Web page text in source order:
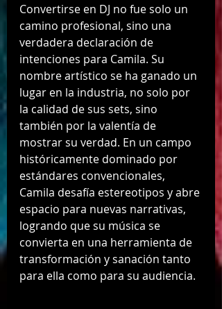
Convertirse en DJ no fue solo un
camino profesional, sino una
verdadera declaración de
intenciones para Camila. Su
nombre artístico se ha ganado un
lugar en la industria, no solo por
la calidad de sus sets, sino
también por la valentía de
mostrar su verdad. En un campo
históricamente dominado por
estándares convencionales,
Camila desafía estereotipos y abre
espacio para nuevas narrativas,
logrando que su música se
convierta en una herramienta de
transformación y sanación tanto
para ella como para su audiencia.